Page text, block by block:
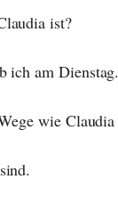
ist?
ich am Dienstag.
wie Claudia